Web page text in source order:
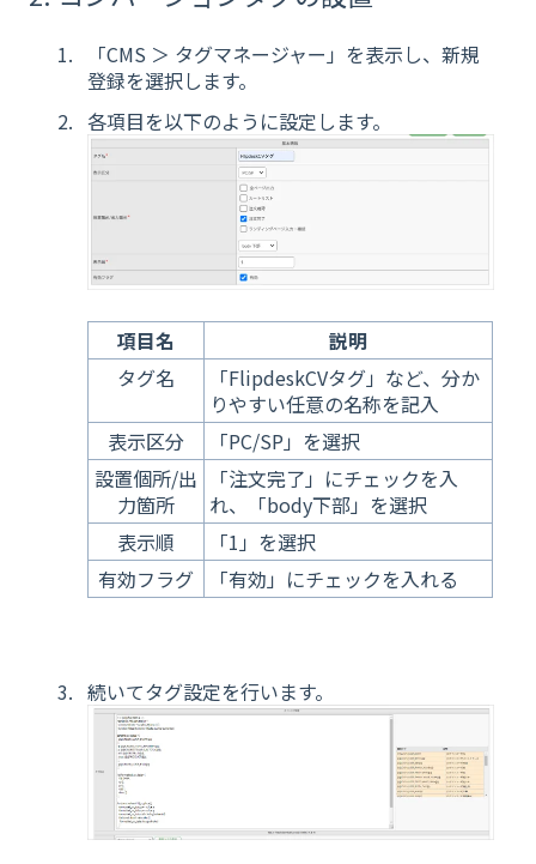
「CMS ＞ タグマネージャー」を表示し、新規
登録を選択します。
各項目を以下のように設定します。
項目名
説明
タグ名
「FlipdeskCVタグ」など、分か
りやすい任意の名称を記入
表示区分
「PC/SP」を選択
設置個所/出
力箇所
「注文完了」にチェックを入
れ、「body下部」を選択
表示順
「1」を選択
有効フラグ
「有効」にチェックを入れる
続いてタグ設定を行います。